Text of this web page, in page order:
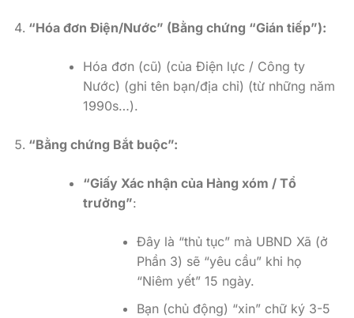
“Hóa đơn Điện/Nước” (Bằng chứng “Gián tiếp”):
Hóa đơn (cũ) (của Điện lực / Công ty
Nước) (ghi tên bạn/địa chỉ) (từ những năm
1990s…).
“Bằng chứng Bắt buộc”:
“Giấy Xác nhận của Hàng xóm / Tổ
trưởng”:
Đây là “thủ tục” mà UBND Xã (ở
Phần 3) sẽ “yêu cầu” khi họ
“Niêm yết” 15 ngày.
Bạn (chủ động) “xin” chữ ký 3-5